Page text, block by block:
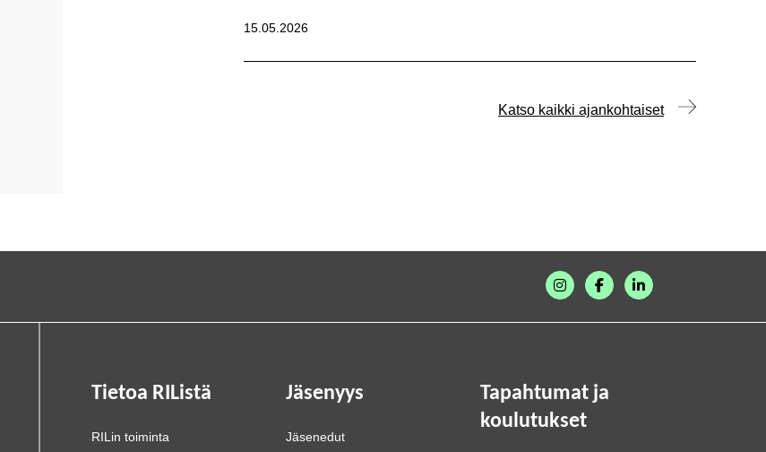
Julkaistu:
15.05.2026
Katso kaikki ajankohtaiset
Tietoa RIListä
RILin toiminta
Jäsenyys
Jäsenedut
Tapahtumat ja
koulutukset